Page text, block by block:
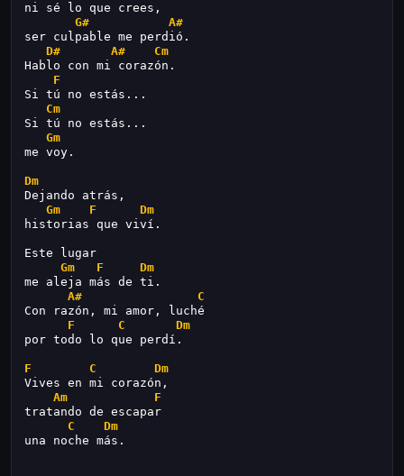
ni sé lo que crees,
G#
A#
ser culpable me perdió.
D#
A#
Cm
Hablo con mi corazón.
F
Si tú no estás...
Cm
Si tú no estás...
Gm
me voy.
Dm
Dejando atrás,
Gm
F
Dm
historias que viví.
Este lugar
Gm
F
Dm
me aleja más de ti.
A#
C
Con razón, mi amor, luché
F
C
Dm
por todo lo que perdí.
F C
Dm
Vives en mi corazón,
Am
F
tratando de escapar
C
Dm
una noche más.